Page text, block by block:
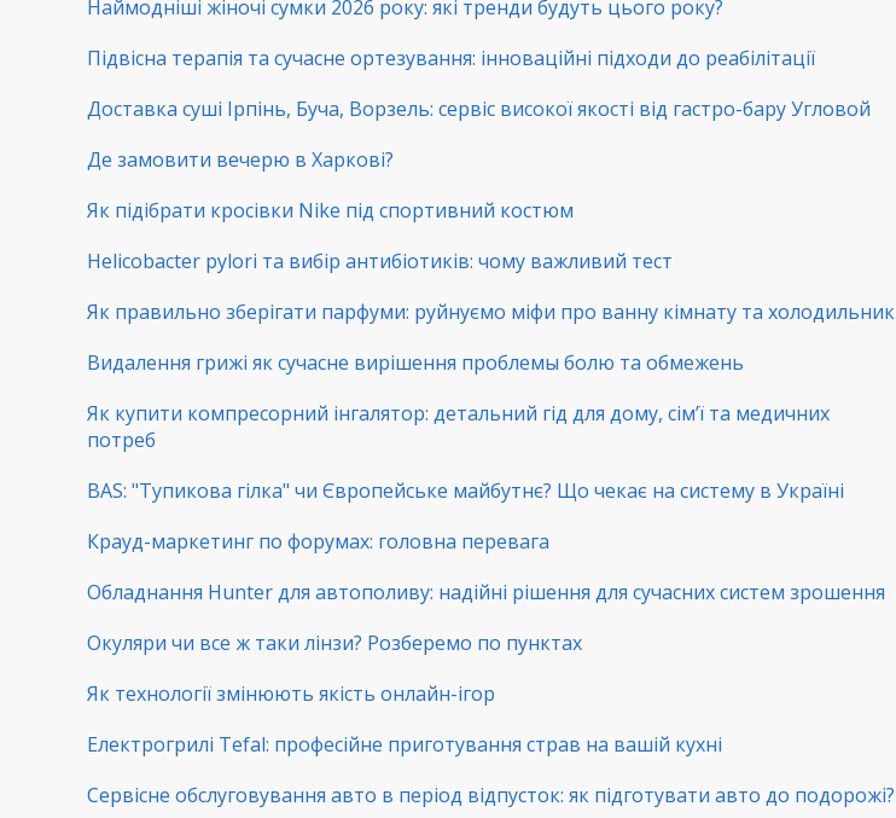
Наймодніші жіночі сумки 2026 року: які тренди будуть цього року?
Підвісна терапія та сучасне ортезування: інноваційні підходи до реабілітації
Доставка суші Ірпінь, Буча, Ворзель: сервіс високої якості від гастро-бару Угловой
Де замовити вечерю в Харкові?
Як підібрати кросівки Nike під спортивний костюм
Helicobacter pylori та вибір антибіотиків: чому важливий тест
Як правильно зберігати парфуми: руйнуємо міфи про ванну кімнату та холодильник
Видалення грижі як сучасне вирішення проблемы болю та обмежень
Як купити компресорний інгалятор: детальний гід для дому, сім’ї та медичних
потреб
BAS: "Тупикова гілка" чи Європейське майбутнє? Що чекає на систему в Україні
Крауд-маркетинг по форумах: головна перевага
Обладнання Hunter для автополиву: надійні рішення для сучасних систем зрошення
Окуляри чи все ж таки лінзи? Розберемо по пунктах
Як технології змінюють якість онлайн-ігор
Електрогрилі Tefal: професійне приготування страв на вашій кухні
Сервісне обслуговування авто в період відпусток: як підготувати авто до подорожі?